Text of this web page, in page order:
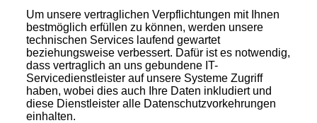
Um unsere vertraglichen Verpflichtungen mit Ihnen
bestmöglich erfüllen zu können, werden unsere
technischen Services laufend gewartet
beziehungsweise verbessert. Dafür ist es notwendig,
dass vertraglich an uns gebundene IT-
Servicedienstleister auf unsere Systeme Zugriff
haben, wobei dies auch Ihre Daten inkludiert und
diese Dienstleister alle Datenschutzvorkehrungen
einhalten.